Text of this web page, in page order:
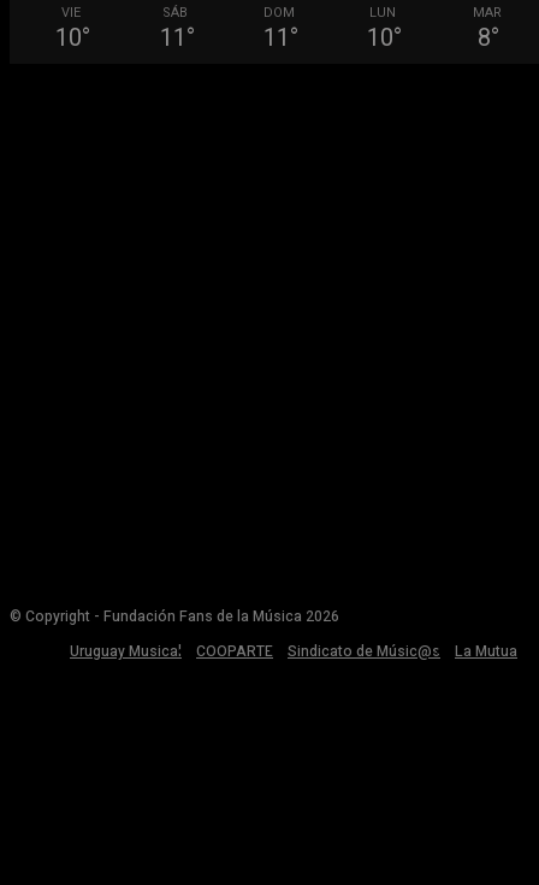
VIE
10°
SÁB
11 °
DOM
11 °
LUN
10°
MAR
8°
© Copyright - Fundación Fans de la Música 2026
Uruguay Musical
COOPARTE Sindicato de Músic@s La Mutua